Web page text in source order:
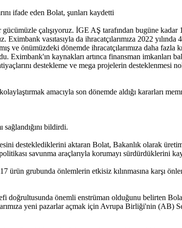
ifade eden Bolat, şunları kaydetti
çalışıyoruz. İGE AŞ tarafından bugüne kadar
vasıtasıyla da ihracatçılarımıza 2022 yılında
önümüzdeki dönemde ihracatçılarımıza daha fazla
Eximbank'ın kaynakları artınca finansman imkanları
destekleme ve mega projelerin desteklenmesi
amacıyla son dönemde aldığı kararları
bildirdi.
desteklediklerini aktaran Bolat, Bakanlık olarak
savunma araçlarıyla korumayı sürdürdüklerini
grubunda önlemlerin etkisiz kılınmasına karşı
doğrultusunda önemli enstrüman olduğunu belirten
yeni pazarlar açmak için Avrupa Birliği'nin (AB)